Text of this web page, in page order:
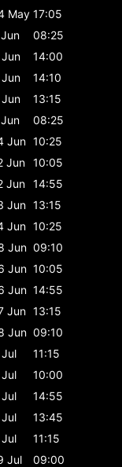
May 17:05
08:25
14:00
14:10
13:15
08:25
Jun 10:25
Jun 10:05
Jun 14:55
Jun 13:15
Jun 10:25
Jun 09:10
Jun 10:05
Jun 14:55
Jun 13:15
Jun 09:10
11:15
10:00
14:55
13:45
11:15
Jul
09:00